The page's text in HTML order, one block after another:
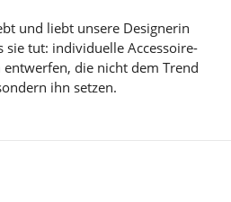
und liebt unsere Designerin
sie tut: individuelle Accessoire-
die nicht dem Trend
ihn setzen.